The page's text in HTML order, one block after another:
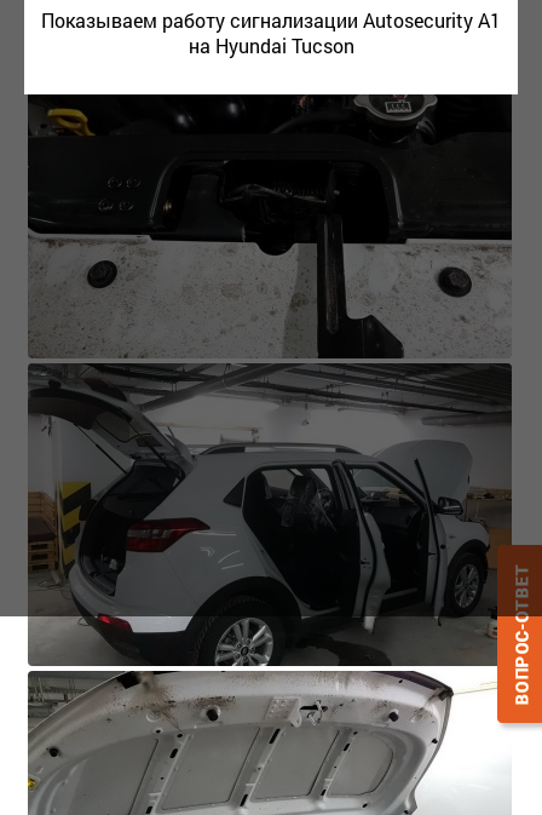
Показываем работу сигнализации Autosecurity A1
на Hyundai Tucson